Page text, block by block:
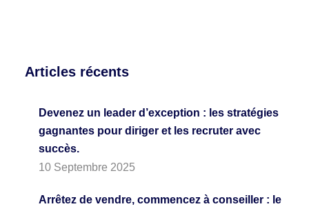
Articles récents
Devenez un leader d’exception : les stratégies
gagnantes pour diriger et les recruter avec
succès.
10 Septembre 2025
Arrêtez de vendre, commencez à conseiller : le